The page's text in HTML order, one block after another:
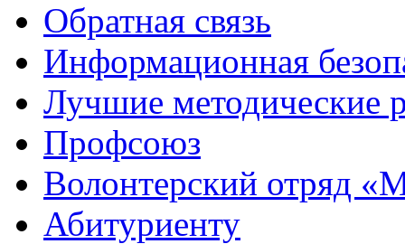
Обратная связь
Информационная
Лучшие методические
Профсоюз
Волонтерский отряд
Абитуриенту